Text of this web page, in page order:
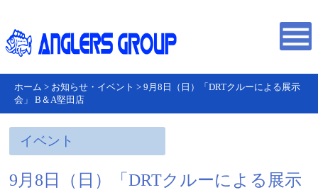
ホーム > お知らせ・イベント > 9月8日（日）「DRTクルーによる展示
会」 B＆A堅田店
イベント
9月8日（日）「DRTクルーによる展示